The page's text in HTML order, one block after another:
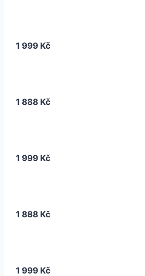
1 999 Kč
1 888 Kč
1 999 Kč
1 888 Kč
1 999 Kč